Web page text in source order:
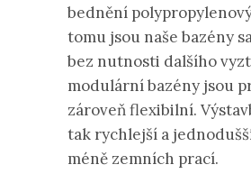
bednění
tomu jsou naše bazény
bez nutnosti dalšího
modulární bazény jsou
zároveň flexibilní.
tak rychlejší a
méně zemních prací.